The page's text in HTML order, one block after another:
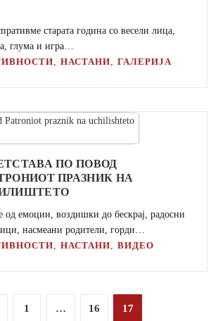
старата година со весели лица,
глума и игра…
,НАСТАНИ ,ГАЛЕРИЈА
ПО ПОВОД
ПРАЗНИК НА
од емоции, воздишки до бескрај, радосни
насмеани родители, горди…
,НАСТАНИ ,ВИДЕО
1 … 16 17